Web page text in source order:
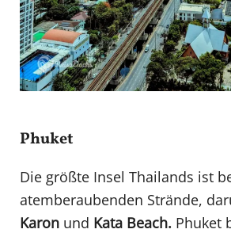
Phuket
Die größte Insel Thailands ist
atemberaubenden Strände,
Karonund Kata Beach.Phuket